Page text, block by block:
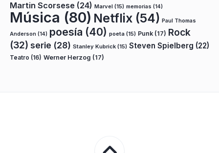
Martin Scorsese (24) Marvel (15) memorias (14)
Música (80) Netflix (54) Paul Thomas
Anderson (14) poesía (40) poeta (15) Punk (17) Rock
(32) serie (28) Stanley Kubrick (15) Steven Spielberg (22)
Teatro (16) Werner Herzog (17)